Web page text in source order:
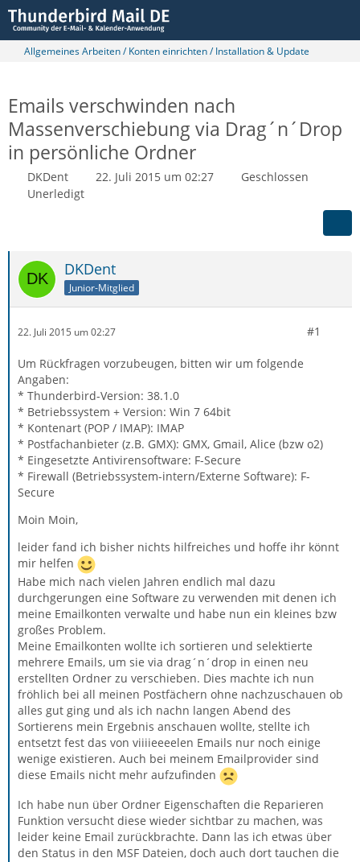
Allgemeines Arbeiten / Konten einrichten / Installation & Update
Emails verschwinden nach
Massenverschiebung via Drag´n´Drop
in persönliche Ordner
DKDent 22. Juli 2015 um 02:27
Geschlossen
Unerledigt
DKDent
Junior-Mitglied
22. Juli 2015 um 02:27 #1
Um Rückfragen vorzubeugen, bitten wir um folgende
Angaben:
* Thunderbird-Version: 38.1.0
* Betriebssystem + Version: Win 7 64bit
* Kontenart (POP / IMAP): IMAP
* Postfachanbieter (z.B. GMX): GMX, Gmail, Alice (bzw o2)
* Eingesetzte Antivirensoftware: F-Secure
* Firewall (Betriebssystem-intern/Externe Software): F-
Secure
Moin Moin,
leider fand ich bisher nichts hilfreiches und hoffe ihr könnt
mir helfen
Habe mich nach vielen Jahren endlich mal dazu
durchgerungen eine Software zu verwenden mit denen ich
meine Emailkonten verwalte und habe nun ein kleines bzw
großes Problem.
Meine Emailkonten wollte ich sortieren und selektierte
mehrere Emails, um sie via drag´n´drop in einen neu
erstellten Ordner zu verschieben. Dies machte ich nun
fröhlich bei all meinen Postfächern ohne nachzuschauen ob
alles gut ging und als ich nachn langen Abend des
Sortierens mein Ergebnis anschauen wollte, stellte ich
entsetzt fest das von viiiieeeelen Emails nur noch einige
wenige existieren. Auch bei meinem Emailprovider sind
diese Emails nicht mehr aufzufinden
Ich habe nun über Ordner Eigenschaften die Reparieren
Funktion versucht diese wieder sichtbar zu machen, was
leider keine Email zurückbrachte. Dann las ich etwas über
den Status in den MSF Dateien, doch auch dort tauchen die